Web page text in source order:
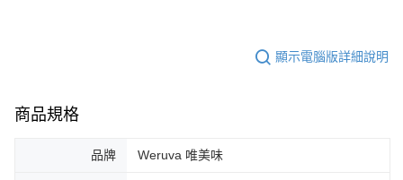
顯示電腦版詳細說明
商品規格
品牌 Weruva 唯美味